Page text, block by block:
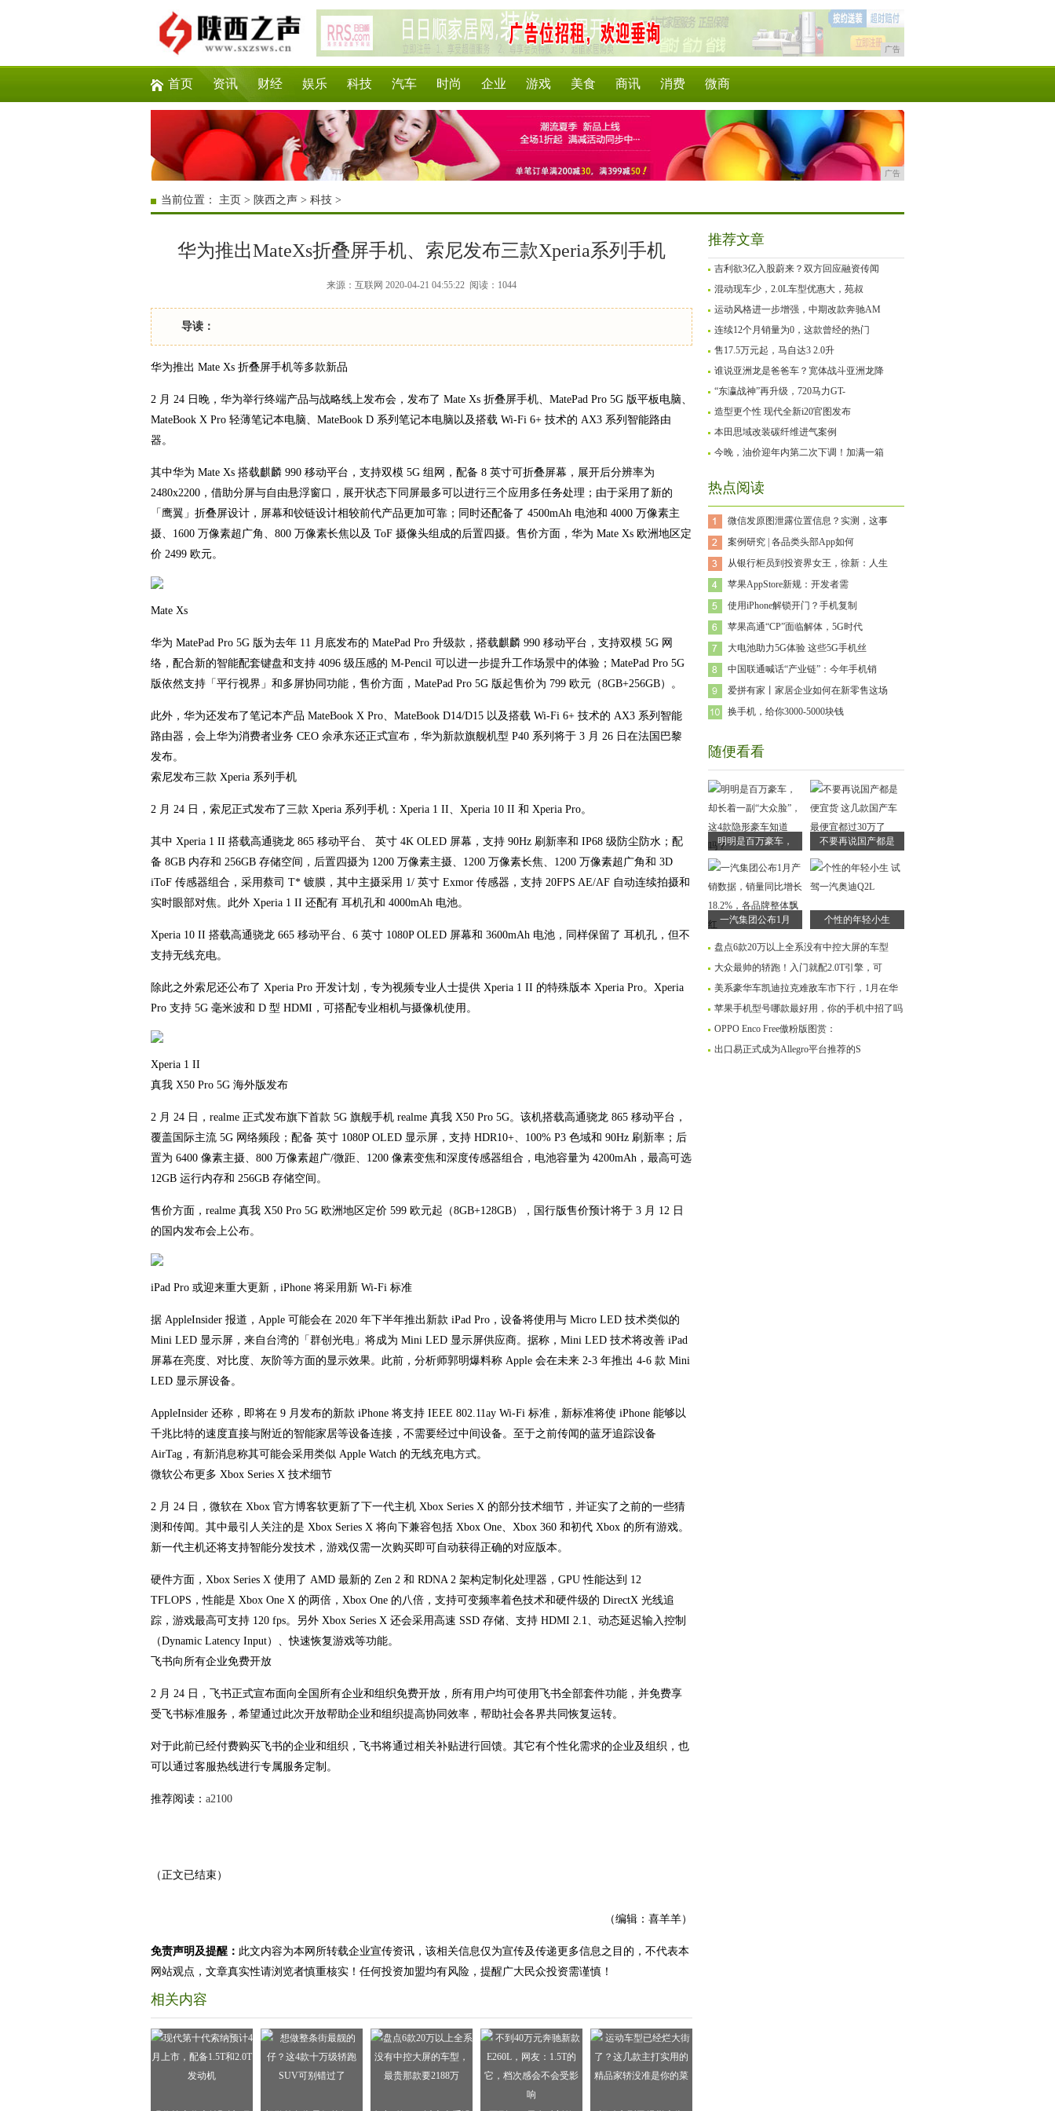
广告
首页 资讯 财经 娱乐 科技 汽车 时尚 企业 游戏 美食 商讯 消费 微商
广告
当前位置： 主页 > 陕西之声 > 科技 >
华为推出MateXs折叠屏手机、索尼发布三款Xperia系列手机
来源：互联网 2020-04-21 04:55:22 阅读：1044
导读：
华为推出 Mate Xs 折叠屏手机等多款新品
2 月 24 日晚，华为举行终端产品与战略线上发布会，发布了 Mate Xs 折叠屏手机、MatePad Pro 5G 版平板电脑、
MateBook X Pro 轻薄笔记本电脑、MateBook D 系列笔记本电脑以及搭载 Wi-Fi 6+ 技术的 AX3 系列智能路由
器。
其中华为 Mate Xs 搭载麒麟 990 移动平台，支持双模 5G 组网，配备 8 英寸可折叠屏幕，展开后分辨率为
2480x2200，借助分屏与自由悬浮窗口，展开状态下同屏最多可以进行三个应用多任务处理；由于采用了新的
「鹰翼」折叠屏设计，屏幕和铰链设计相较前代产品更加可靠；同时还配备了 4500mAh 电池和 4000 万像素主
摄、1600 万像素超广角、800 万像素长焦以及 ToF 摄像头组成的后置四摄。售价方面，华为 Mate Xs 欧洲地区定
价 2499 欧元。
Mate Xs
华为 MatePad Pro 5G 版为去年 11 月底发布的 MatePad Pro 升级款，搭载麒麟 990 移动平台，支持双模 5G 网
络，配合新的智能配套键盘和支持 4096 级压感的 M-Pencil 可以进一步提升工作场景中的体验；MatePad Pro 5G
版依然支持「平行视界」和多屏协同功能，售价方面，MatePad Pro 5G 版起售价为 799 欧元（8GB+256GB）。
此外，华为还发布了笔记本产品 MateBook X Pro、MateBook D14/D15 以及搭载 Wi-Fi 6+ 技术的 AX3 系列智能
路由器，会上华为消费者业务 CEO 余承东还正式宣布，华为新款旗舰机型 P40 系列将于 3 月 26 日在法国巴黎
发布。
索尼发布三款 Xperia 系列手机
2 月 24 日，索尼正式发布了三款 Xperia 系列手机：Xperia 1 II、Xperia 10 II 和 Xperia Pro。
其中 Xperia 1 II 搭载高通骁龙 865 移动平台、 英寸 4K OLED 屏幕，支持 90Hz 刷新率和 IP68 级防尘防水；配
备 8GB 内存和 256GB 存储空间，后置四摄为 1200 万像素主摄、1200 万像素长焦、1200 万像素超广角和 3D
iToF 传感器组合，采用蔡司 T* 镀膜，其中主摄采用 1/ 英寸 Exmor 传感器，支持 20FPS AE/AF 自动连续拍摄和
实时眼部对焦。此外 Xperia 1 II 还配有 耳机孔和 4000mAh 电池。
Xperia 10 II 搭载高通骁龙 665 移动平台、6 英寸 1080P OLED 屏幕和 3600mAh 电池，同样保留了 耳机孔，但不
支持无线充电。
除此之外索尼还公布了 Xperia Pro 开发计划，专为视频专业人士提供 Xperia 1 II 的特殊版本 Xperia Pro。Xperia
Pro 支持 5G 毫米波和 D 型 HDMI，可搭配专业相机与摄像机使用。
Xperia 1 II
真我 X50 Pro 5G 海外版发布
2 月 24 日，realme 正式发布旗下首款 5G 旗舰手机 realme 真我 X50 Pro 5G。该机搭载高通骁龙 865 移动平台，
覆盖国际主流 5G 网络频段；配备 英寸 1080P OLED 显示屏，支持 HDR10+、100% P3 色域和 90Hz 刷新率；后
置为 6400 像素主摄、800 万像素超广/微距、1200 像素变焦和深度传感器组合，电池容量为 4200mAh，最高可选
12GB 运行内存和 256GB 存储空间。
售价方面，realme 真我 X50 Pro 5G 欧洲地区定价 599 欧元起（8GB+128GB），国行版售价预计将于 3 月 12 日
的国内发布会上公布。
iPad Pro 或迎来重大更新，iPhone 将采用新 Wi-Fi 标准
据 AppleInsider 报道，Apple 可能会在 2020 年下半年推出新款 iPad Pro，设备将使用与 Micro LED 技术类似的
Mini LED 显示屏，来自台湾的「群创光电」将成为 Mini LED 显示屏供应商。据称，Mini LED 技术将改善 iPad
屏幕在亮度、对比度、灰阶等方面的显示效果。此前，分析师郭明爆料称 Apple 会在未来 2-3 年推出 4-6 款 Mini
LED 显示屏设备。
AppleInsider 还称，即将在 9 月发布的新款 iPhone 将支持 IEEE 802.11ay Wi-Fi 标准，新标准将使 iPhone 能够以
千兆比特的速度直接与附近的智能家居等设备连接，不需要经过中间设备。至于之前传闻的蓝牙追踪设备
AirTag，有新消息称其可能会采用类似 Apple Watch 的无线充电方式。
微软公布更多 Xbox Series X 技术细节
2 月 24 日，微软在 Xbox 官方博客软更新了下一代主机 Xbox Series X 的部分技术细节，并证实了之前的一些猜
测和传闻。其中最引人关注的是 Xbox Series X 将向下兼容包括 Xbox One、Xbox 360 和初代 Xbox 的所有游戏。
新一代主机还将支持智能分发技术，游戏仅需一次购买即可自动获得正确的对应版本。
硬件方面，Xbox Series X 使用了 AMD 最新的 Zen 2 和 RDNA 2 架构定制化处理器，GPU 性能达到 12
TFLOPS，性能是 Xbox One X 的两倍，Xbox One 的八倍，支持可变频率着色技术和硬件级的 DirectX 光线追
踪，游戏最高可支持 120 fps。另外 Xbox Series X 还会采用高速 SSD 存储、支持 HDMI 2.1、动态延迟输入控制
（Dynamic Latency Input）、快速恢复游戏等功能。
飞书向所有企业免费开放
2 月 24 日，飞书正式宣布面向全国所有企业和组织免费开放，所有用户均可使用飞书全部套件功能，并免费享
受飞书标准服务，希望通过此次开放帮助企业和组织提高协同效率，帮助社会各界共同恢复运转。
对于此前已经付费购买飞书的企业和组织，飞书将通过相关补贴进行回馈。其它有个性化需求的企业及组织，也
可以通过客服热线进行专属服务定制。
推荐阅读： a2100
（正文已结束）
（编辑：喜羊羊）
免责声明及提醒： 此文内容为本网所转载企业宣传资讯，该相关信息仅为宣传及传递更多信息之目的，不代表本
网站观点，文章真实性请浏览者慎重核实！任何投资加盟均有风险，提醒广大民众投资需谨慎！
相关内容
推荐文章
吉利欲3亿入股蔚来？双方回应融资传闻
混动现车少，2.0L车型优惠大，苑叔
运动风格进一步增强，中期改款奔驰AM
连续12个月销量为0，这款曾经的热门
售17.5万元起，马自达3 2.0升
谁说亚洲龙是爸爸车？宽体战斗亚洲龙降
“东瀛战神”再升级，720马力GT-
造型更个性 现代全新i20官图发布
本田思域改装碳纤维进气案例
今晚，油价迎年内第二次下调！加满一箱
热点阅读
微信发原图泄露位置信息？实测，这事
案例研究 | 各品类头部App如何
从银行柜员到投资界女王，徐新：人生
苹果AppStore新规：开发者需
使用iPhone解锁开门？手机复制
苹果高通“CP”面临解体，5G时代
大电池助力5G体验 这些5G手机丝
中国联通喊话“产业链”：今年手机销
爱拼有家丨家居企业如何在新零售这场
换手机，给你3000-5000块钱
随便看看
明明是百万豪车， 不要再说国产都是
一汽集团公布1月 个性的年轻小生
盘点6款20万以上全系没有中控大屏的车型
大众最帅的轿跑！入门就配2.0T引擎，可
美系豪华车凯迪拉克难敌车市下行，1月在华
苹果手机型号哪款最好用，你的手机中招了吗
OPPO Enco Free傲粉版图赏：
出口易正式成为Allegro平台推荐的S